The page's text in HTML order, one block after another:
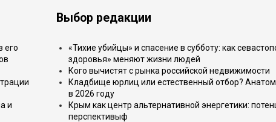
его
и
Выбор редакции
«Тихие убийцы» и спасение в субботу: как
здоровья» меняют жизни людей
Кого вычистят с рынка российской недвижимости
Кладбище юрлиц или естественный отбор?
в 2026 году
Крым как центр альтернативной энергетики:
перспективыф